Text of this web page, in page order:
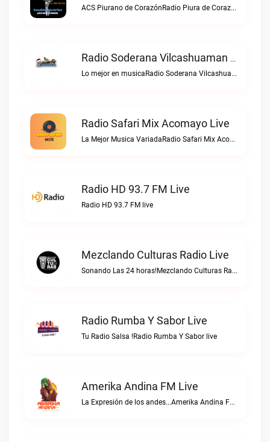
ACS Piurano de CorazónRadio Piura de Corazón live
Radio Soderana Vilcashuaman Live
Lo mejor en musicaRadio Soderana Vilcashuaman live
Radio Safari Mix Acomayo Live
La Mejor Musica VariadaRadio Safari Mix Acomayo live
Radio HD 93.7 FM Live
Radio HD 93.7 FM live
Mezclando Culturas Radio Live
Sonando Las 24 horas!Mezclando Culturas Radio live
Radio Rumba Y Sabor Live
Tu Radio Salsa !Radio Rumba Y Sabor live
Amerika Andina FM Live
La Expresión de los andes...Amerika Andina FM live